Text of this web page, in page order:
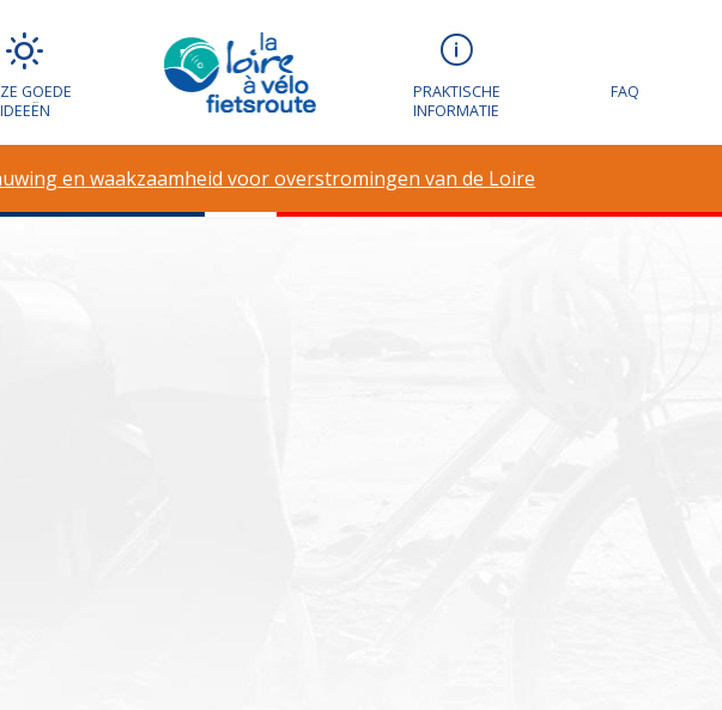
GOEDE
IDEEËN
PRAKTISCHE
INFORMATIE
FAQ
en waakzaamheid voor overstromingen van de Loire
en waakzaamheid voor
van de Loire